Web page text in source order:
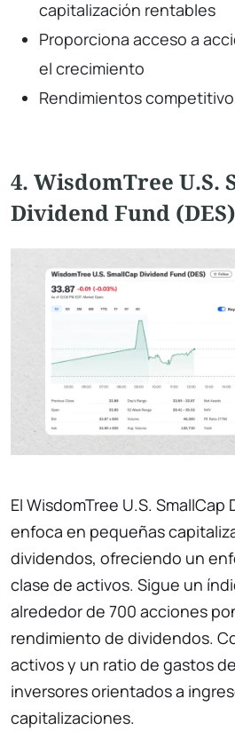
capitalización rentables
Proporciona acceso a
el crecimiento
Rendimientos
4. WisdomTree U.S.
Dividend Fund (DES)
El WisdomTree U.S. SmallCap
enfoca en pequeñas
dividendos, ofreciendo un
clase de activos. Sigue un
alrededor de 700 acciones
rendimiento de dividendos.
activos y un ratio de gastos
inversores orientados a
capitalizaciones.